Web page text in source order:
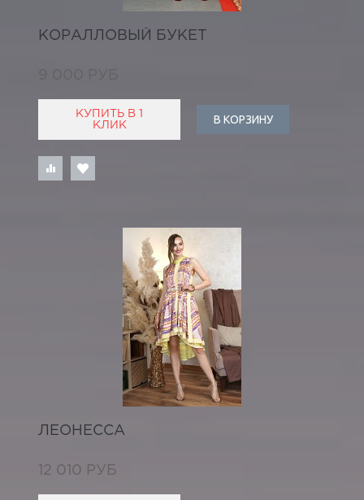
КОРАЛЛОВЫЙ БУКЕТ
9 000 РУБ
КУПИТЬ В 1
КЛИК
В КОРЗИНУ
ЛЕОНЕССА
12 010 РУБ